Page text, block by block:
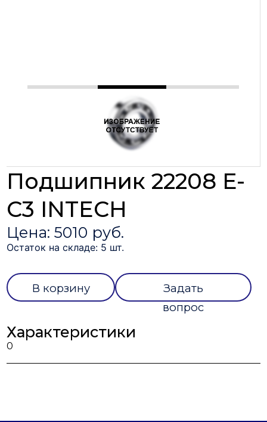
Подшипник 22208 E-
C3 INTECH
Цена: 5010 руб.
Остаток на складе: 5 шт.
В корзину
Задать
вопрос
Характеристики
0